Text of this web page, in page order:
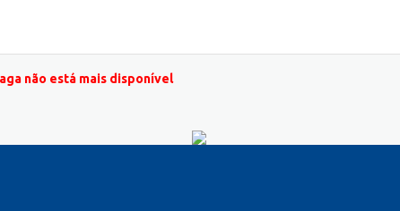
não está mais disponível